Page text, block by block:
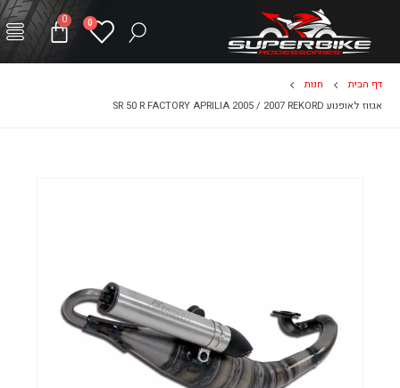
0
0
דף הבית
חנות
אגזוז לאופנוע SR 50 R FACTORY APRILIA 2005 / 2007 REKORD